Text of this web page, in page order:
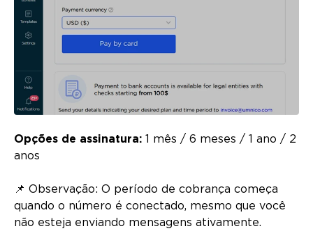
Opções de assinatura: 1 mês / 6 meses / 1 ano / 2
anos
📌 Observação: O período de cobrança começa
quando o número é conectado, mesmo que você
não esteja enviando mensagens ativamente.